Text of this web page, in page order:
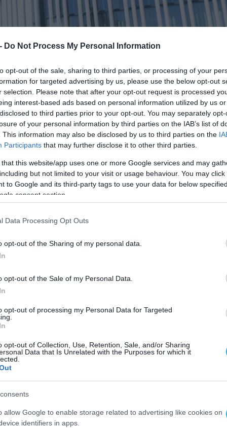
Do Not Process My Personal Information
opt-out of the sale, sharing to third parties, or processing of your
for targeted advertising by us, please use the below opt-out
selection. Please note that after your opt-out request is processed
interest-based ads based on personal information utilized by us
to third parties prior to your opt-out. You may separately
of your personal information by third parties on the IAB’s list of
This information may also be disclosed by us to third parties on the
Participants that may further disclose it to other third parties.
that this website/app uses one or more Google services and may
but not limited to your visit or usage behaviour. You may
to Google and its third-party tags to use your data for below
consent section.
Data Processing Opt Outs
opt-out of the Sharing of my personal data.
opt-out of the Sale of my Personal Data.
opt-out of processing my Personal Data for Targeted
opt-out of Collection, Use, Retention, Sale, and/or Sharing
Data that Is Unrelated with the Purposes for which it
allow Google to enable storage related to advertising like cookies on
identifiers in apps.
του ψηφιακού πελατολογίου σε
όπως επιβεβαίωσε ο εκπρόσωπος Τύπου
στοχεύει στην αντιμετώπιση της
από την ΑΑΔΕ.
Τσάπαλος ανέφερε ότι οι δηλώσεις
ενδεικτικές εκτεταμένης φοροδιαφυγής:
ευρώ. Αν αφαιρέσουμε τα Σαββατοκύριακα,
ΑΑΔΕ: «Ένας στους δύο επαγγελματίες
ελέγχους», γεγονός που, όπως είπε,
σύστημα έχει ήδη λειτουργήσει
4.000 επιχειρήσεις και έχουν γίνει
εγγραφής, σύμφωνα με τα τεστ της ΑΑΔΕ,
ο Όμηρος Τσάπαλος τόνισε: «Υπήρξε
λογισμικό. Είναι δωρεάν και εύχρηστο».
πραγματικό χρόνο, όπως εξήγησε: «Θα